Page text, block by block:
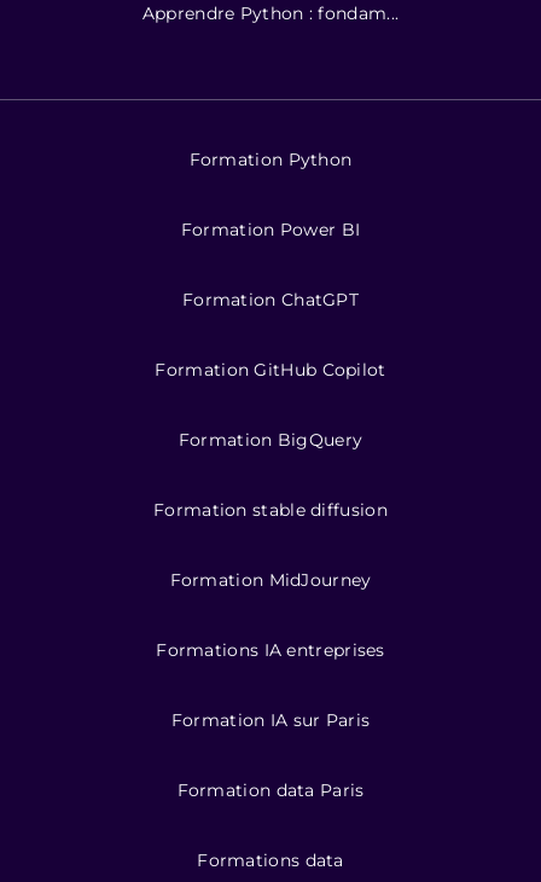
Apprendre Python : fondam...
Formation Python
Formation Power BI
Formation ChatGPT
Formation GitHub Copilot
Formation BigQuery
Formation stable diffusion
Formation MidJourney
Formations IA entreprises
Formation IA sur Paris
Formation data Paris
Formations data